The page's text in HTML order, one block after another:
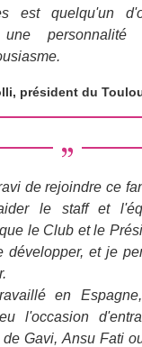
est quelqu'un
personnalité
président du
de rejoindre ce
le staff et
le Club et le
développer, et je
en
l'occasion
Gavi, Ansu Fati